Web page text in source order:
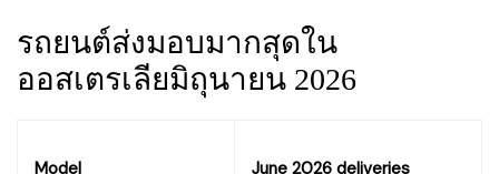
รถยนต์ส่งมอบมากสุดใน
ออสเตรเลียมิถุนายน 2026
Model June 2026 deliveries